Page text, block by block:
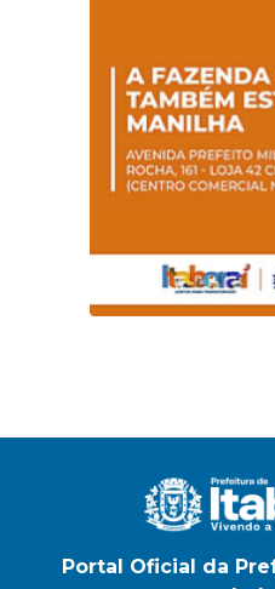
Magalhães Seabra
Portal Oficial da